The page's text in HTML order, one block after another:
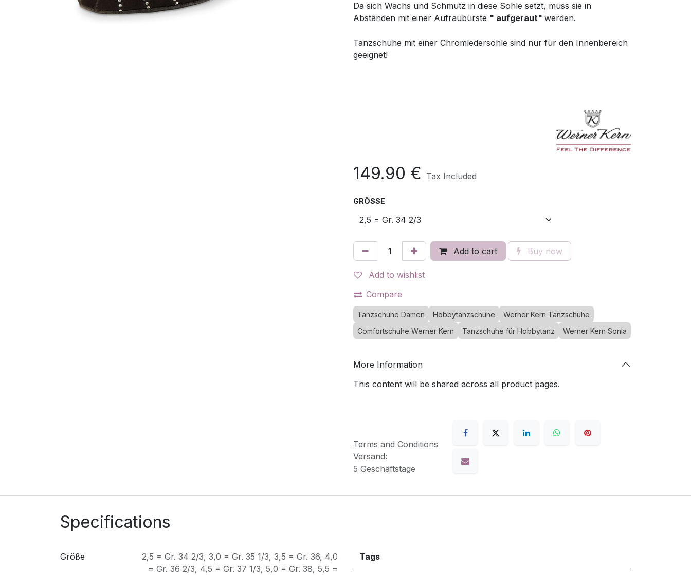
Da sich Wachs und Schmutz in diese Sohle setzt, muss sie in
Abständen mit einer Aufraubürste " aufgeraut" werden.
Tanzschuhe mit einer Chromledersohle sind nur für den Innenbereich
geeignet!
149.90 € Tax Included
GRÖSSE
Add to cart Buy now
Add to wishlist
Compare
Tanzschuhe Damen Hobbytanzschuhe
Werner Kern Tanzschuhe
Comfortschuhe Werner Kern
Tanzschuhe für Hobbytanz Werner Kern Sonia
More Information
This content will be shared across all product pages.
Terms and Conditions
Versand:
5 Geschäftstage
Specifications
Größe 2,5 = Gr. 34 2/3, 3,0 = Gr. 35 1/3, 3,5 = Gr. 36, 4,0
= Gr. 36 2/3, 4,5 = Gr. 37 1/3, 5,0 = Gr. 38, 5,5 =
Tags